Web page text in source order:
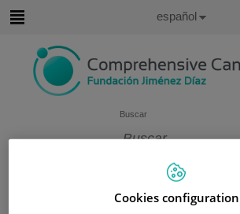
contenido
Buscar
Idioma
Español
CUADRO MÉDICO
MARÍA CAÑADAS GRANADOS
Cookies configuration